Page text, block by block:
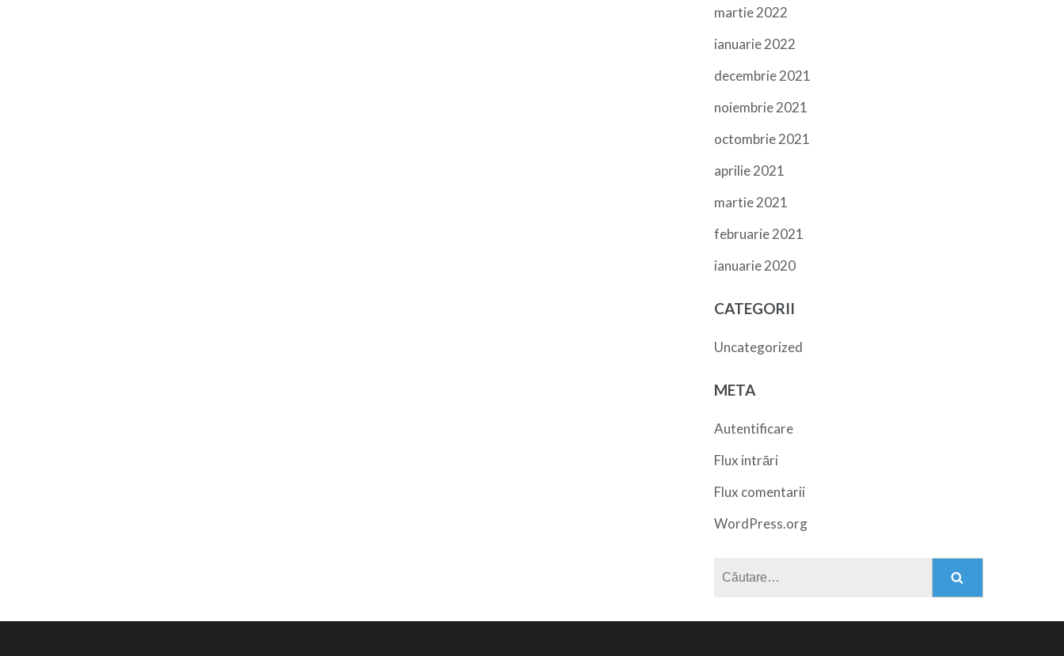
martie 2022
ianuarie 2022
decembrie 2021
noiembrie 2021
octombrie 2021
aprilie 2021
martie 2021
februarie 2021
ianuarie 2020
CATEGORII
Uncategorized
META
Autentificare
Flux intrări
Flux comentarii
WordPress.org
Caută